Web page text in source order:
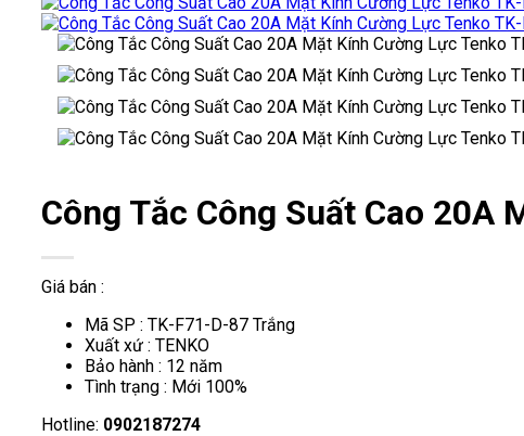
Công Tắc Công Suất Cao 20A
Giá bán :
Mã SP : TK-F71-D-87 Trắng
Xuất xứ : TENKO
Bảo hành : 12 năm
Tình trạng : Mới 100%
Hotline: 0902187274